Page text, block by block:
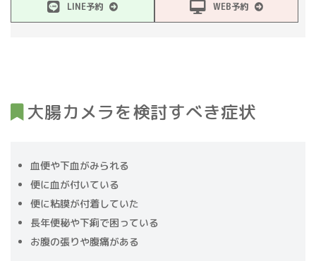
LINE予約 WEB予約
大腸カメラを検討すべき症状
血便や下血がみられる
便に血が付いている
便に粘膜が付着していた
長年便秘や下痢で困っている
お腹の張りや腹痛がある